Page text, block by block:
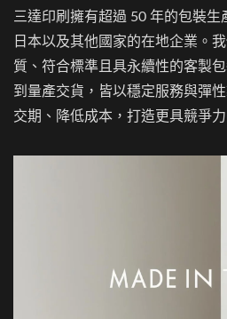
三達印刷擁有超過 50 年的包裝生
日本以及其他國家的在地企業。
質、符合標準且具永續性的客製
到量產交貨，皆以穩定服務與彈
交期、降低成本，打造更具競爭力